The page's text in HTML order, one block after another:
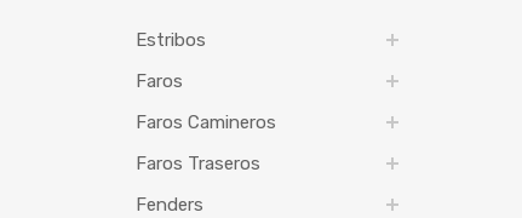
Estribos
Faros
Faros Camineros
Faros Traseros
Fenders